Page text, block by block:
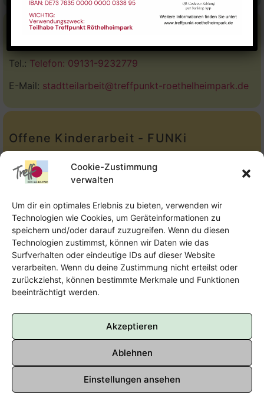
Cookie-Zustimmung
verwalten
Um dir ein optimales Erlebnis zu bieten, verwenden wir
Technologien wie Cookies, um Geräteinformationen zu
speichern und/oder darauf zuzugreifen. Wenn du diesen
Technologien zustimmst, können wir Daten wie das
Surfverhalten oder eindeutige IDs auf dieser Website
verarbeiten. Wenn du deine Zustimmung nicht erteilst oder
zurückziehst, können bestimmte Merkmale und Funktionen
beeinträchtigt werden.
Akzeptieren
Ablehnen
Einstellungen ansehen
Tel.: Telefon: 09131-9232779
E-Mail: stadtteilarbeit@treffpunkt-roethelheimpark.de
Offene Kinderarbeit - FUNKi
Tel.:Telefon: 09131-610749
E-Mail:oka@treffpunkt-roethelheimpark.de
Offene Jugendarbeit - Easthouse
Tel:
09131–302259
E-Mail:oja@treffpunkt-roethelheimpark.de